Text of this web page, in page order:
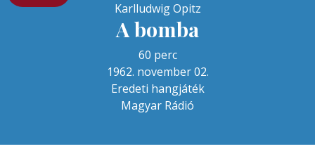
Karlludwig Opitz
A bomba
60 perc
1962. november 02.
Eredeti hangjáték
Magyar Rádió